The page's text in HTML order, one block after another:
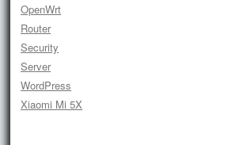
OpenWrt
Router
Security
Server
WordPress
Xiaomi Mi 5X